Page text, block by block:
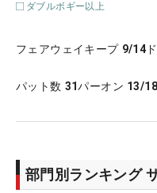
ダブルボギー以上
フェアウェイキープ 9/14
パット数 31パーオン 13/
部門別ランキング